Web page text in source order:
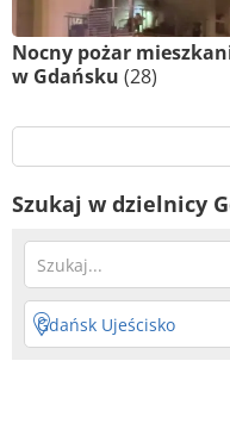
Nocny pożar
w Gdańsku (28)
Szukaj w dzielnicy
Gdańsk Ujeścisko